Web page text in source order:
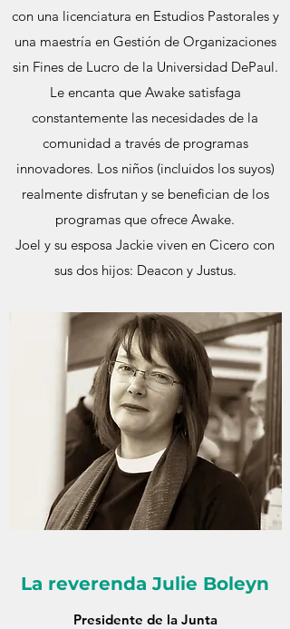
con una licenciatura en Estudios Pastorales y
una maestría en Gestión de Organizaciones
sin Fines de Lucro de la Universidad DePaul.
Le encanta que Awake satisfaga
constantemente las necesidades de la
comunidad a través de programas
innovadores. Los niños (incluidos los suyos)
realmente disfrutan y se benefician de los
programas que ofrece Awake.
Joel y su esposa Jackie viven en Cicero con
sus dos hijos: Deacon y Justus.
La reverenda Julie Boleyn
Presidente de la Junta